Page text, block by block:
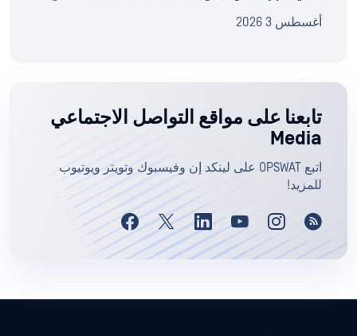
أغسطس 3 2026
تابعنا على مواقع التواصل الاجتماعي
Media
اتبع OPSWAT على لينكد إن وفيسبوك وتويتر ويوتيوب
للمزيد!